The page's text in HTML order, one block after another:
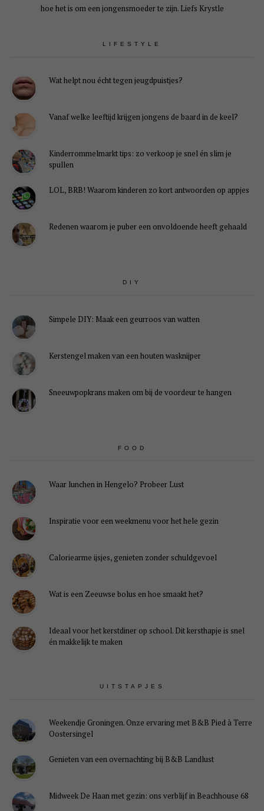
hoe het is om een jongensmoeder te zijn. Liefs Krystle
LIFESTYLE
Wat helpt nou écht tegen jeugdpuistjes?
Vanaf welke leeftijd krijgen jongens de baard in de keel?
Kinderrommelmarkt tips: zo verkoop je snel én slim je
spullen
LOL, BRB! Waarom kinderen zo kort antwoorden op appjes
Redenen waarom je puber een onvoldoende heeft gehaald
DIY
Simpele DIY: Maak een geurroos van watten
Kerstengel maken van een houten wasknijper
Sneeuwpopkrans maken om bij de voordeur te hangen
FOOD
Waar lunchen in Hengelo? Probeer Lust
Inspiratie voor een weekmenu voor het hele gezin
Caloriearme ijsjes, genieten zonder schuldgevoel
Wat is een Zeeuwse bolus en hoe smaakt het?
Ideaal voor het kerstdiner op school. Dit kersthapje is snel
én makkelijk te maken
UITSTAPJES
Weekendje Groningen. Onze ervaring met B&B Pied à Terre
Oostersingel
Genieten van een overnachting bij B&B Landlust
Midweek De Haan met gezin: ons verblijf in Beachhouse 68